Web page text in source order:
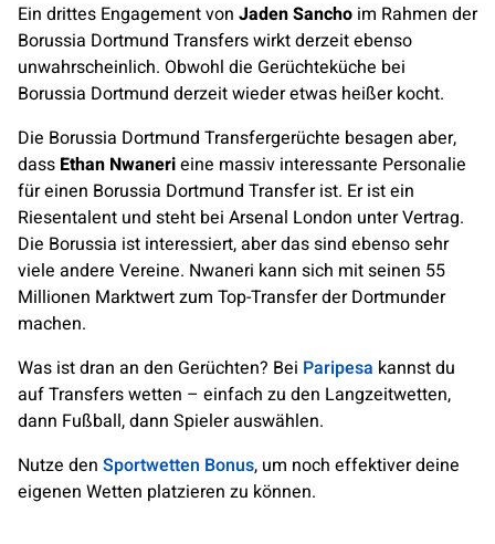
Ein drittes Engagement von Jaden Sancho im Rahmen der
Borussia Dortmund Transfers wirkt derzeit ebenso
unwahrscheinlich. Obwohl die Gerüchteküche bei
Borussia Dortmund derzeit wieder etwas heißer kocht.
Die Borussia Dortmund Transfergerüchte besagen aber,
dass Ethan Nwanerieine massiv interessante Personalie
für einen Borussia Dortmund Transfer ist. Er ist ein
Riesentalent und steht bei Arsenal London unter Vertrag.
Die Borussia ist interessiert, aber das sind ebenso sehr
viele andere Vereine. Nwaneri kann sich mit seinen 55
Millionen Marktwert zum Top-Transfer der Dortmunder
machen.
Was ist dran an den Gerüchten? Bei Paripesa kannst du
auf Transfers wetten – einfach zu den Langzeitwetten,
dann Fußball, dann Spieler auswählen.
Nutze den Sportwetten Bonus, um noch effektiver deine
eigenen Wetten platzieren zu können.